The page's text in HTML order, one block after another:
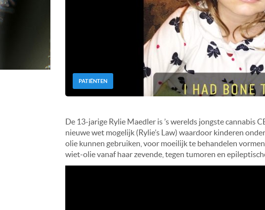
PATIËNTEN
De 13-jarige Rylie Maedler is ’s werelds jongste cannabis
nieuwe wet mogelijk (Rylie’s Law) waardoor kinderen
olie kunnen gebruiken, voor moeilijk te behandelen
wiet-olie vanaf haar zevende, tegen tumoren en